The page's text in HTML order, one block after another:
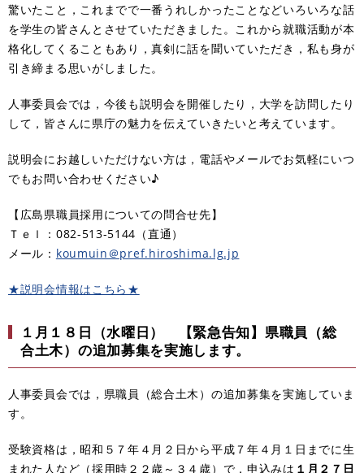
驚いたこと，これまでで一番うれしかったことなどいろいろな話
を学生の皆さんとさせていただきました。これから就職活動が本
格化してくることもあり，真剣に話を聞いていただき，私も身が
引き締まる思いがしました。
人事委員会では，今後も説明会を開催したり，大学を訪問したり
して，皆さんに県庁の魅力を伝えていきたいと考えています。
説明会にお越しいただけない方は，電話やメールでお気軽にいつ
でもお問い合わせください♪
【広島県職員採用についての問合せ先】
Ｔｅｌ：082-513-5144（直通）
メール： koumuin＠pref.hiroshima.lg.jp
★説明会情報はこちら★
１月１８日（水曜日） 【緊急告知】県職員（総
合土木）の追加募集を実施します。
人事委員会では，県職員（総合土木）の追加募集を実施していま
す。
受験資格は，昭和５７年４月２日から平成７年４月１日までに生
まれた人など（採用時２２歳～３４歳）で，申込みは １月２７日